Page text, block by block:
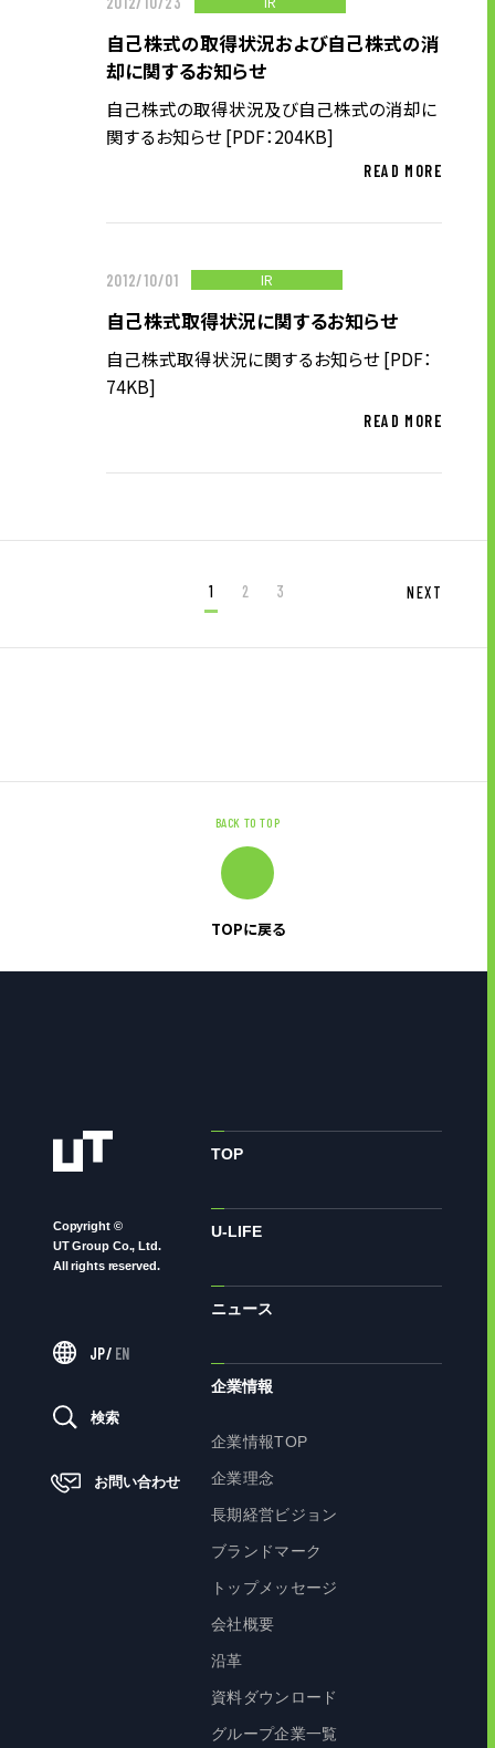
自己株式の取得状況および自己株式の消
却に関するお知らせ
自己株式の取得状況及び自己株式の消却に
関するお知らせ [PDF：204KB]
READ MORE
2012/10/01 IR
自己株式取得状況に関するお知らせ
自己株式取得状況に関するお知らせ [PDF：
74KB]
READ MORE
1 2 3 NEXT
BACK TO TOP
TOPに戻る
Copyright ©
UT Group Co., Ltd.
All rights reserved.
JP/ EN
検索
お問い合わせ
TOP
U-LIFE
ニュース
企業情報
企業情報TOP
企業理念
長期経営ビジョン
ブランドマーク
トップメッセージ
会社概要
沿革
資料ダウンロード
グループ企業一覧